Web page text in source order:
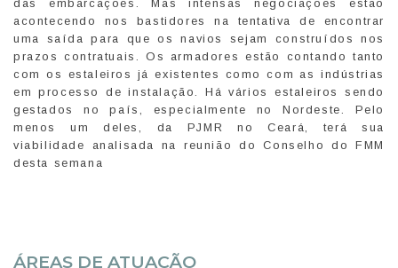
das embarcações. Mas intensas negociações estão
acontecendo nos bastidores na tentativa de encontrar
uma saída para que os navios sejam construídos nos
prazos contratuais. Os armadores estão contando tanto
com os estaleiros já existentes como com as indústrias
em processo de instalação. Há vários estaleiros sendo
gestados no país, especialmente no Nordeste. Pelo
menos um deles, da PJMR no Ceará, terá sua
viabilidade analisada na reunião do Conselho do FMM
desta semana
ÁREAS DE ATUAÇÃO